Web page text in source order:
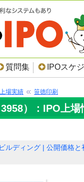
質問集 IPOスケ
場実績 笹徳印刷
）：IPO上場
ルディング 公開価格と